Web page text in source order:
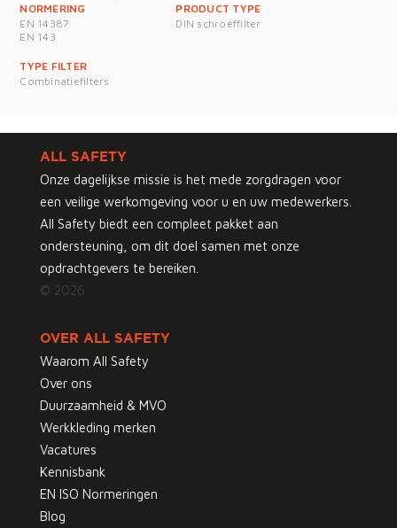
NORMERING
EN 14387
EN 143
PRODUCT TYPE
DIN schroeffilter
TYPE FILTER
Combinatiefilters
ALL SAFETY
Onze dagelijkse missie is het mede zorgdragen voor
een veilige werkomgeving voor u en uw medewerkers.
All Safety biedt een compleet pakket aan
ondersteuning, om dit doel samen met onze
opdrachtgevers te bereiken.
© 2026
OVER ALL SAFETY
Waarom All Safety
Over ons
Duurzaamheid & MVO
Werkkleding merken
Vacatures
Kennisbank
EN ISO Normeringen
Blog